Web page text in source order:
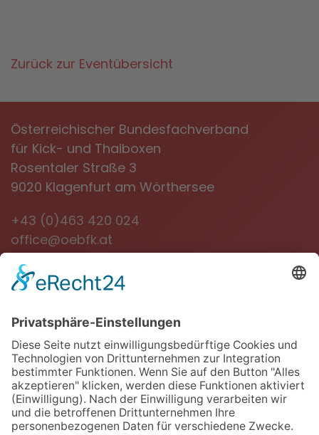
Zurück zur Eventübersicht
Österreichischer Bundesfachverband
für Kick- und Thaiboxen
Rosentaler Straße 3
9020 Klagenfurt am Wörthersee
+43 (0)463 420 024
office@oebfk.at
NEWSLETTER